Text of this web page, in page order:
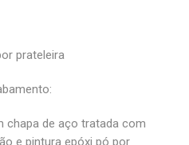
prateleira
chapa de aço tratada com
e pintura epóxi pó por